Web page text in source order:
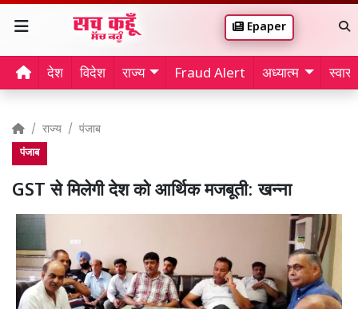
Epaper
देश विदेश राज्य Fraud Alert अध्यात्म
राज्य पंजाब
पंजाब
GST से मिलेगी देश को आर्थिक मजबूती: खन्ना